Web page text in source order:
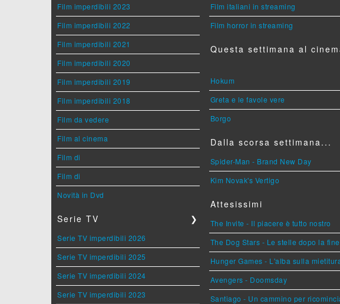
Film imperdibili 2023
Film imperdibili 2022
Film imperdibili 2021
Film imperdibili 2020
Film imperdibili 2019
Film imperdibili 2018
Film da vedere
Film al cinema
Film di
Film di
Novità in Dvd
Serie TV ❯
Serie TV imperdibili 2026
Serie TV imperdibili 2025
Serie TV imperdibili 2024
Serie TV imperdibili 2023
Film italiani in streaming
Film horror in streaming
Questa settimana al
Hokum
Greta e le favole vere
Borgo
Dalla scorsa settimana...
Spider-Man - Brand New Day
Kim Novak's Vertigo
Attesissimi
The Invite - Il piacere è tutto nostro
The Dog Stars - Le stelle dopo la fine
Hunger Games - L'alba sulla
Avengers - Doomsday
Santiago - Un cammino per